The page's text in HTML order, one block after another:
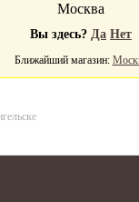
Москва
Вы здесь? Да Нет
Ближайший магазин: